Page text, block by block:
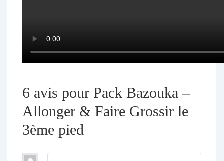
6 avis pour Pack Bazouka –
Allonger & Faire Grossir le
3ème pied